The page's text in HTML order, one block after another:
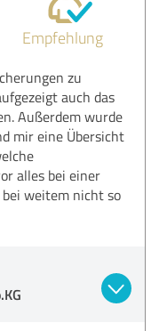
Empfehlung
zu
auch das
Außerdem wurde
mir eine Übersicht
alles bei einer
weitem nicht so